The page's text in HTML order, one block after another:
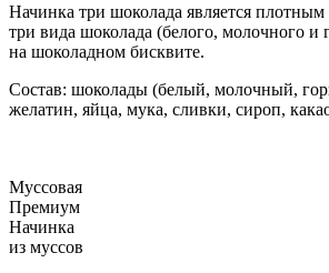
Начинка три шоколада является
три вида шоколада (белого, молочного и
на шоколадном бисквите.
Состав: шоколады (белый, молочный,
желатин, яйца, мука, сливки, сироп,
Муссовая
Премиум
Начинка
из муссов